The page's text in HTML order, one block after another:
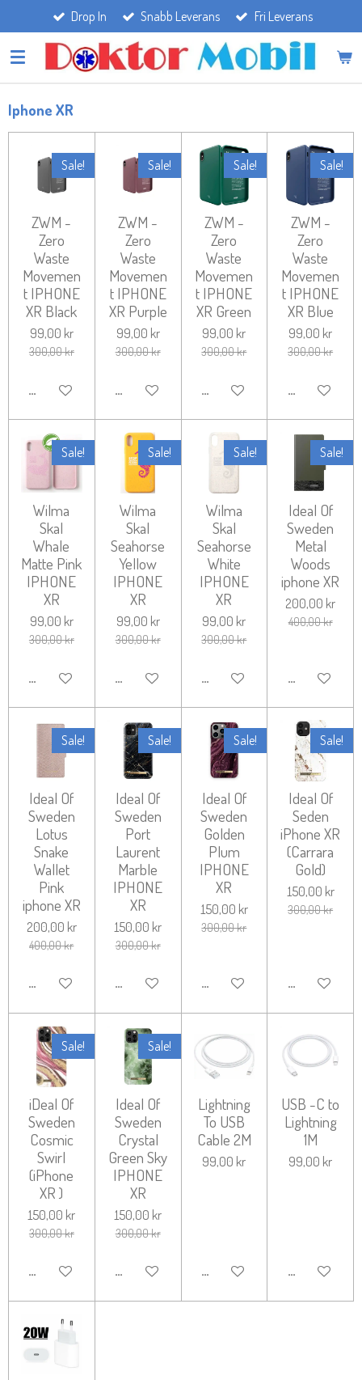
till
huvudinnehållet
Drop In Snabb Leverans Fri Leverans
Iphone XR
Sale!
ZWM -
Zero
Waste
Movemen
t IPHONE
XR Black
99,00 kr
300,00 kr
LÄGG TILL I VARUKORG
Sale!
ZWM -
Zero
Waste
Movemen
t IPHONE
XR Purple
99,00 kr
300,00 kr
LÄGG TILL I VARUKORG
Sale!
ZWM -
Zero
Waste
Movemen
t IPHONE
XR Green
99,00 kr
300,00 kr
LÄGG TILL I VARUKORG
Sale!
ZWM -
Zero
Waste
Movemen
t IPHONE
XR Blue
99,00 kr
300,00 kr
LÄGG TILL I
Sale!
Wilma
Skal
Whale
Matte Pink
IPHONE
XR
99,00 kr
300,00 kr
LÄGG TILL I VARUKORG
Sale!
Wilma
Skal
Seahorse
Yellow
IPHONE
XR
99,00 kr
300,00 kr
LÄGG TILL I VARUKORG
Sale!
Wilma
Skal
Seahorse
White
IPHONE
XR
99,00 kr
300,00 kr
LÄGG TILL I VARUKORG
Sale!
Ideal Of
Sweden
Metal
Woods
iphone XR
200,00 kr
400,00 kr
LÄGG TILL I
Sale!
Ideal Of
Sweden
Lotus
Snake
Wallet
Pink
iphone XR
200,00 kr
400,00 kr
LÄGG TILL I VARUKORG
Sale!
Ideal Of
Sweden
Port
Laurent
Marble
IPHONE
XR
150,00 kr
300,00 kr
LÄGG TILL I VARUKORG
Sale!
Ideal Of
Sweden
Golden
Plum
IPHONE
XR
150,00 kr
300,00 kr
LÄGG TILL I VARUKORG
Sale!
Ideal Of
Seden
iPhone XR
(Carrara
Gold)
150,00 kr
300,00 kr
LÄGG TILL I
Sale!
iDeal Of
Sweden
Cosmic
Swirl
(iPhone
XR )
150,00 kr
300,00 kr
LÄGG TILL I VARUKORG
Sale!
Ideal Of
Sweden
Crystal
Green Sky
IPHONE
XR
150,00 kr
300,00 kr
LÄGG TILL I VARUKORG
Lightning
To USB
Cable 2M
99,00 kr
LÄGG TILL I VARUKORG
USB -C to
Lightning
1M
99,00 kr
LÄGG TILL I